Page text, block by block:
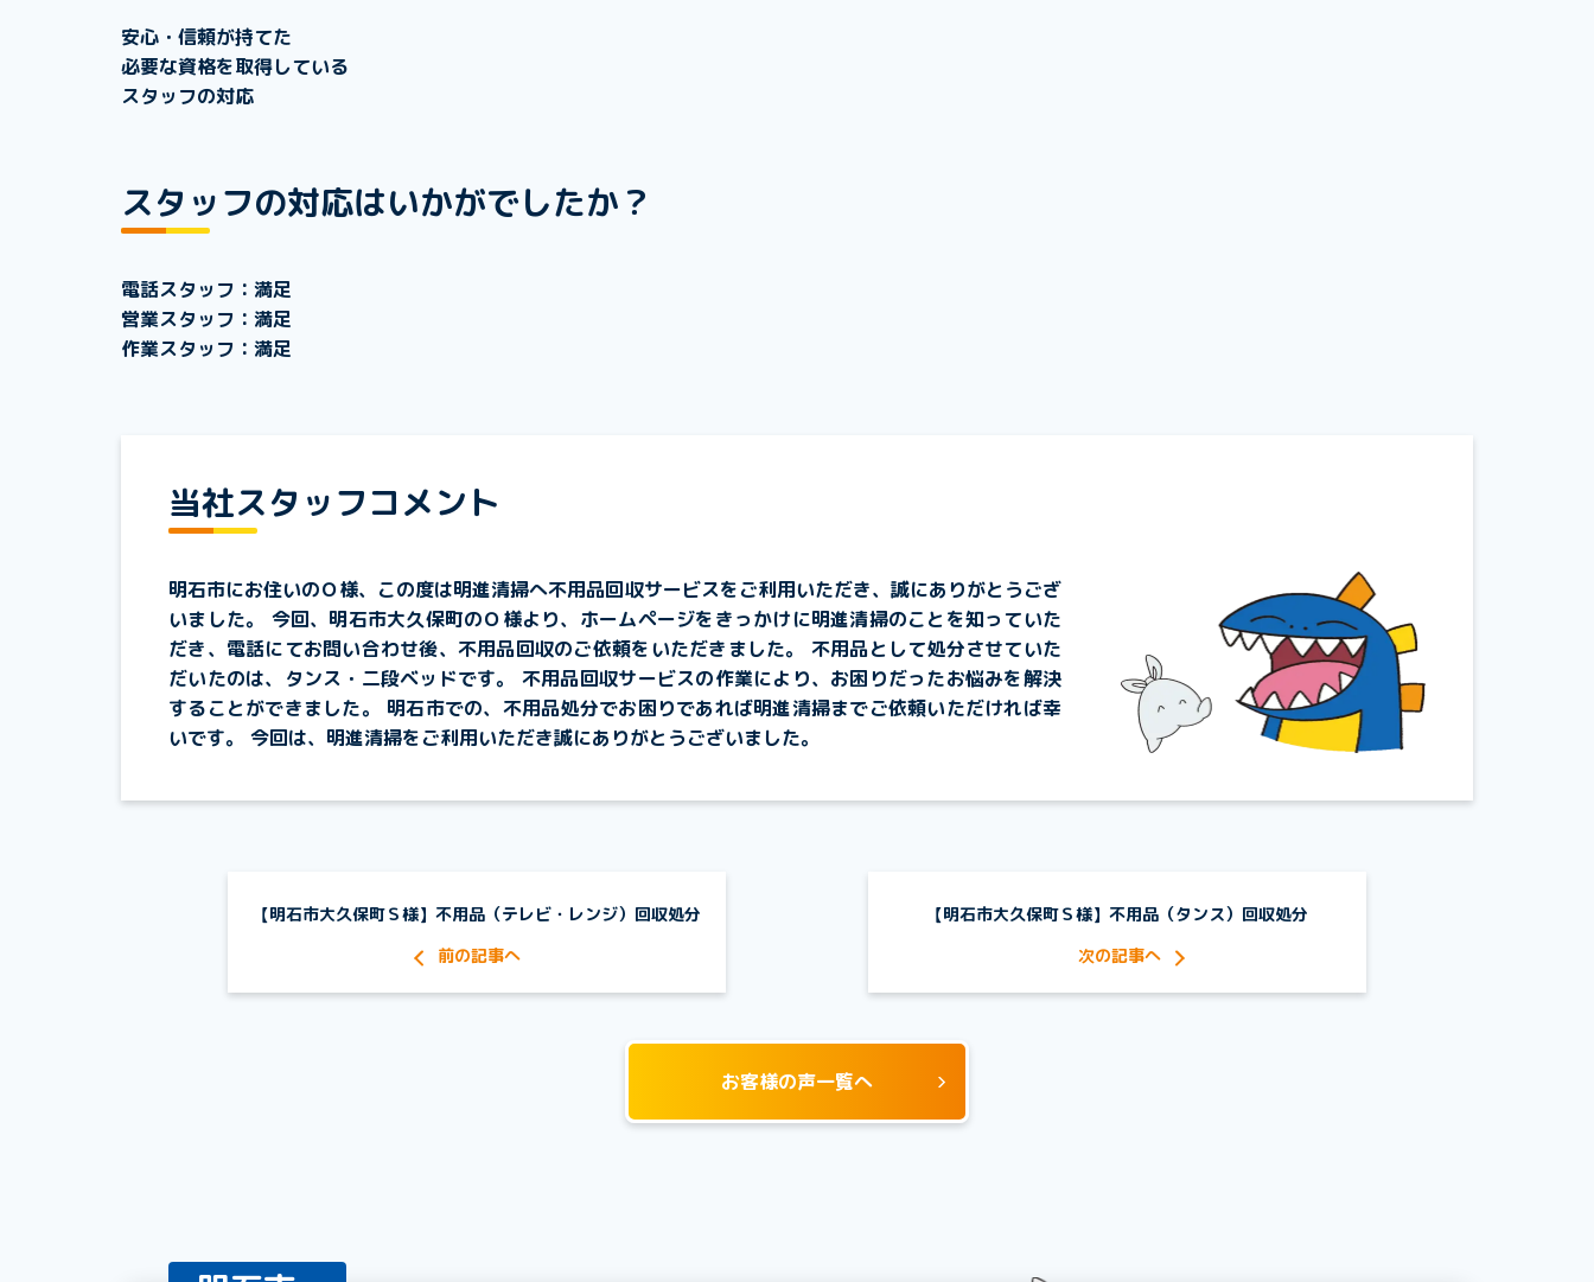
安心・信頼が持てた
必要な資格を取得している
スタッフの対応
スタッフの対応はいかがでしたか？
電話スタッフ：満足
営業スタッフ：満足
作業スタッフ：満足
当社スタッフコメント
明石市にお住いのＯ様、この度は明進清掃へ不用品回収サービスをご利用いただき、誠にありがとうござ
いました。 今回、明石市大久保町のＯ様より、ホームページをきっかけに明進清掃のことを知っていた
だき、電話にてお問い合わせ後、不用品回収のご依頼をいただきました。 不用品として処分させていた
だいたのは、タンス・二段ベッドです。 不用品回収サービスの作業により、お困りだったお悩みを解決
することができました。 明石市での、不用品処分でお困りであれば明進清掃までご依頼いただければ幸
いです。 今回は、明進清掃をご利用いただき誠にありがとうございました。
【明石市大久保町Ｓ様】不用品（テレビ・レンジ）回収処分 【明石市大久保町Ｓ様】不用品（タンス）回収処分
お客様の声一覧へ